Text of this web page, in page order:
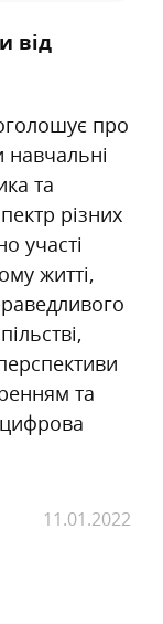
від
про
навчальні
та
різних
участі
житті,
та
11.01.2022